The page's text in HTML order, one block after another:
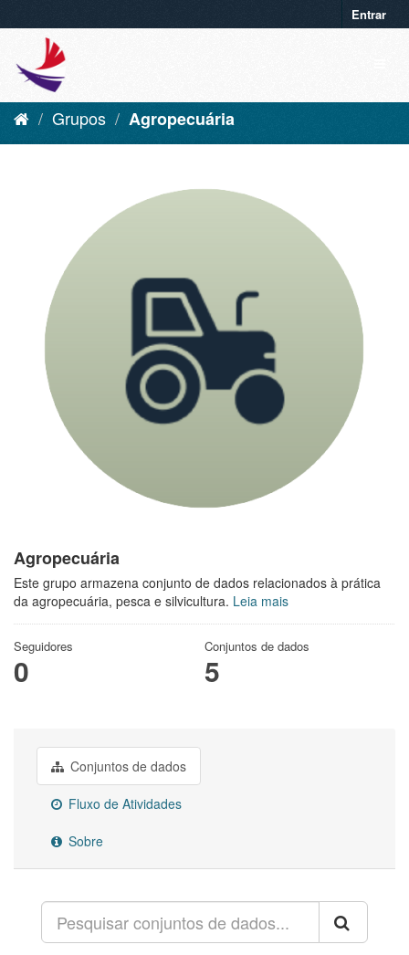
Entrar
Grupos Agropecuária
Agropecuária
Este grupo armazena conjunto de dados relacionados à prática
da agropecuária, pesca e silvicultura. Leia mais
Seguidores
0
Conjuntos de dados
5
Conjuntos de dados
Fluxo de Atividades
Sobre